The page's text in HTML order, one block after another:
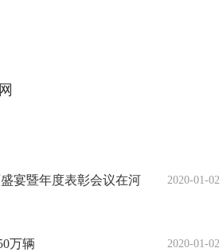
2020-01-02
宴暨年度表彰会议在河
2020-01-02
万辆